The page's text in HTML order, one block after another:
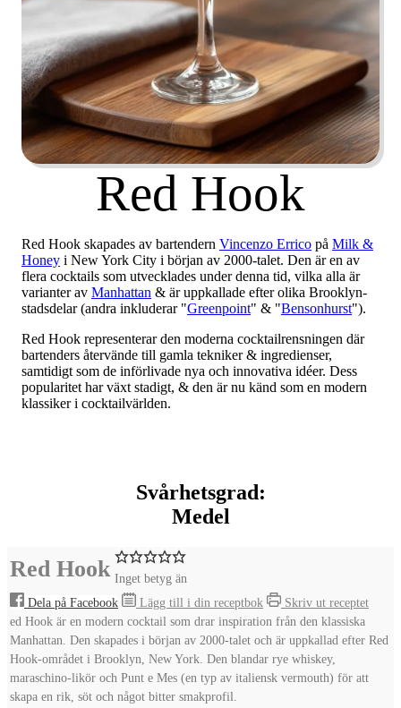
Red Hook
Red Hook skapades av bartendern Vincenzo Errico på Milk &
Honey i New York City i början av 2000-talet. Den är en av
flera cocktails som utvecklades under denna tid, vilka alla är
varianter av Manhattan & är uppkallade efter olika Brooklyn-
stadsdelar (andra inkluderar "Greenpoint" & "Bensonhurst").
Red Hook representerar den moderna cocktailrensningen där
bartenders återvände till gamla tekniker & ingredienser,
samtidigt som de införlivade nya och innovativa idéer. Dess
popularitet har växt stadigt, & den är nu känd som en modern
klassiker i cocktailvärlden.
Svårhetsgrad:
Medel
Red Hook Inget betyg än
Dela på Facebook
Lägg till i din receptbok
Skriv ut receptet
ed Hook är en modern cocktail som drar inspiration från den klassiska
Manhattan. Den skapades i början av 2000-talet och är uppkallad efter Red
Hook-området i Brooklyn, New York. Den blandar rye whiskey,
maraschino-likör och Punt e Mes (en typ av italiensk vermouth) för att
skapa en rik, söt och något bitter smakprofil.